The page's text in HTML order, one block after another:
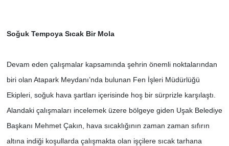
Soğuk Tempoya Sıcak Bir Mola
Devam eden çalışmalar kapsamında şehrin önemli noktalarından
biri olan Atapark Meydanı’nda bulunan Fen İşleri Müdürlüğü
Ekipleri, soğuk hava şartları içerisinde hoş bir sürprizle karşılaştı.
Alandaki çalışmaları incelemek üzere bölgeye giden Uşak Belediye
Başkanı Mehmet Çakın, hava sıcaklığının zaman zaman sıfırın
altına indiği koşullarda çalışmakta olan işçilere sıcak tarhana